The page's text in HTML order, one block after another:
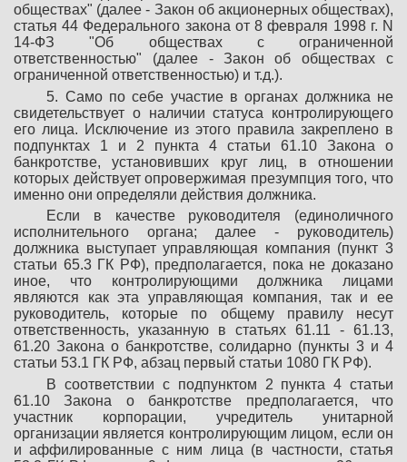
обществах" (далее - Закон об акционерных обществах),
статья 44 Федерального закона от 8 февраля 1998 г. N
14-ФЗ "Об обществах с ограниченной
ответственностью" (далее - Закон об обществах с
ограниченной ответственностью) и т.д.).
5. Само по себе участие в органах должника не
свидетельствует о наличии статуса контролирующего
его лица. Исключение из этого правила закреплено в
подпунктах 1 и 2 пункта 4 статьи 61.10 Закона о
банкротстве, установивших круг лиц, в отношении
которых действует опровержимая презумпция того, что
именно они определяли действия должника.
Если в качестве руководителя (единоличного
исполнительного органа; далее - руководитель)
должника выступает управляющая компания (пункт 3
статьи 65.3 ГК РФ), предполагается, пока не доказано
иное, что контролирующими должника лицами
являются как эта управляющая компания, так и ее
руководитель, которые по общему правилу несут
ответственность, указанную в статьях 61.11 - 61.13,
61.20 Закона о банкротстве, солидарно (пункты 3 и 4
статьи 53.1 ГК РФ, абзац первый статьи 1080 ГК РФ).
В соответствии с подпунктом 2 пункта 4 статьи
61.10 Закона о банкротстве предполагается, что
участник корпорации, учредитель унитарной
организации является контролирующим лицом, если он
и аффилированные с ним лица (в частности, статья